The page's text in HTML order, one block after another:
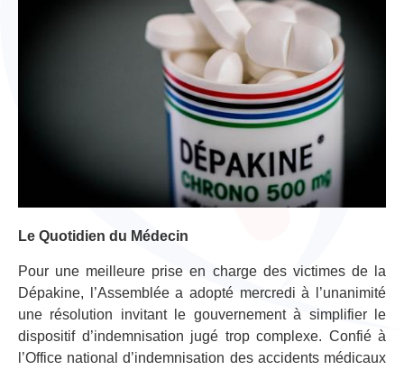
Le Quotidien du Médecin
Pour une meilleure prise en charge des victimes de la
Dépakine, l’Assemblée a adopté mercredi à l’unanimité
une résolution invitant le gouvernement à simplifier le
dispositif d’indemnisation jugé trop complexe. Confié à
l’Office national d’indemnisation des accidents médicaux